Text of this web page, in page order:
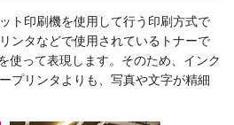
ト印刷機を使用して行う印刷方式で
ンタなどで使用されているトナーで
使って表現します。そのため、インク
プリンタよりも、写真や文字が精細